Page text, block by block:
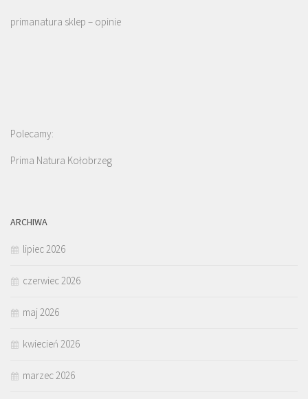
primanatura sklep – opinie
Polecamy:
Prima Natura Kołobrzeg
ARCHIWA
lipiec 2026
czerwiec 2026
maj 2026
kwiecień 2026
marzec 2026